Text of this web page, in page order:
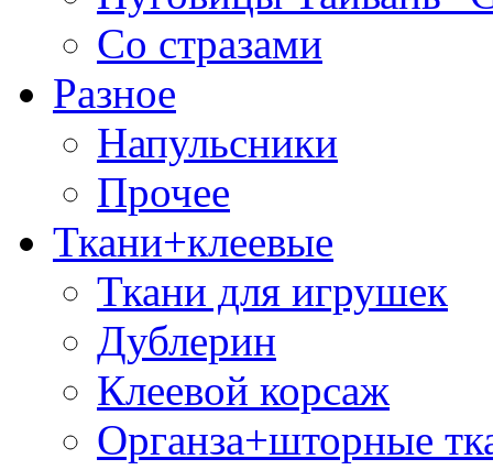
Со стразами
Разное
Напульсники
Прочее
Ткани+клеевые
Ткани для игрушек
Дублерин
Клеевой корсаж
Органза+шторные